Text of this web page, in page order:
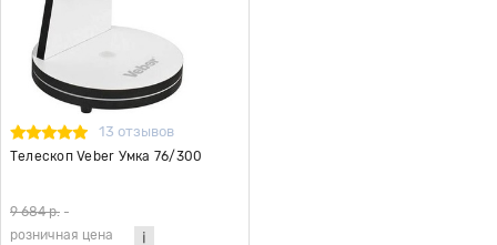
13 отзывов
Телескоп Veber Умка 76/300
9 684 р. -
розничная цена